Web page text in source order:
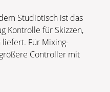
Studiotisch ist das
Kontrolle für Skizzen,
Für Mixing-
Controller mit